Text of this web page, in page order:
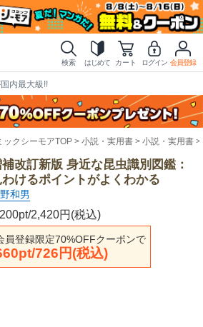
検索 はじめて カート ログイン 会員登録
内最大級!!
ックシーモアTOP 小説・実用書 小説・実用書
改訂新版 身近な昆虫識別図鑑：
わけるポイントがよくわかる
和男
2,420円(税込)
員登録限定70%OFFクーポンで
726円(税込)